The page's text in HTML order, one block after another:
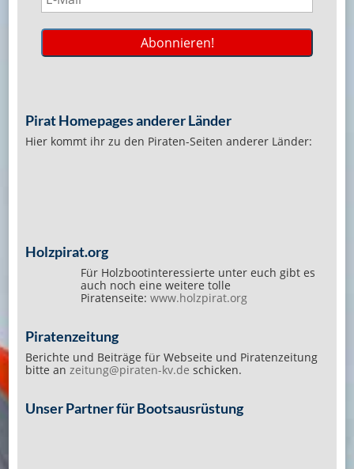
Pirat Homepages anderer Länder
Hier kommt ihr zu den Piraten-Seiten anderer Länder:
Holzpirat.org
Für Holzbootinteressierte unter euch gibt es
auch noch eine weitere tolle
Piratenseite: www.holzpirat.org
Piratenzeitung
Berichte und Beiträge für Webseite und Piratenzeitung
bitte an zeitung@piraten-kv.de schicken.
Unser Partner für Bootsausrüstung